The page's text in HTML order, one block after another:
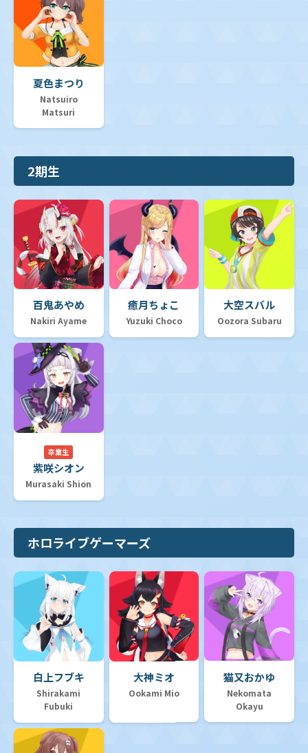
夏色まつり
Natsuiro
Matsuri
2期生
百鬼あやめ
Nakiri Ayame
癒月ちょこ
Yuzuki Choco
大空スバル
Oozora Subaru
卒業生
紫咲シオン
Murasaki Shion
ホロライブゲーマーズ
白上フブキ
Shirakami
Fubuki
大神ミオ
Ookami Mio
猫又おかゆ
Nekomata
Okayu